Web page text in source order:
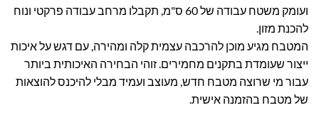
ועומק משטח עבודה של 60 ס"מ, תקבלו מרחב עבודה פרקטי ונוח
להכנת מזון.
המטבח מגיע מוכן להרכבה עצמית קלה ומהירה, עם דגש על איכות
ייצור שעומדת בתקנים מחמירים. זוהי הבחירה האיכותית ביותר
עבור מי שרוצה מטבח חדש, מעוצב ועמיד מבלי להיכנס להוצאות
של מטבח בהזמנה אישית.